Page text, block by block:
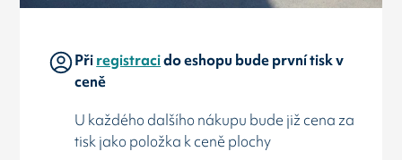
Přiregistracido eshopu bude první tisk v
ceně
U každého dalšího nákupu bude již cena za
tisk jako položka k ceně plochy